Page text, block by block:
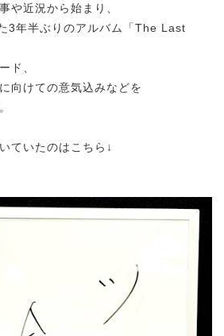
や近況から始まり、
3年半ぶりのアルバム「The Last
ド、
向けての意気込みなどを
ていたのはこちら↓